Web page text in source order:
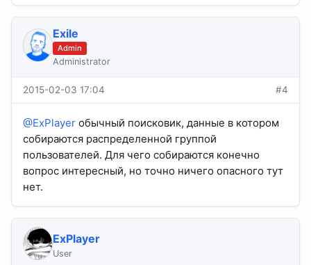
Exile
Admin
Administrator
2015-02-03 17:04 #4
@ExPlayer обычный поисковик, данные в котором
собираются распределенной группой
пользователей. Для чего собираются конечно
вопрос интересный, но точно ничего опасного тут
нет.
ExPlayer
User